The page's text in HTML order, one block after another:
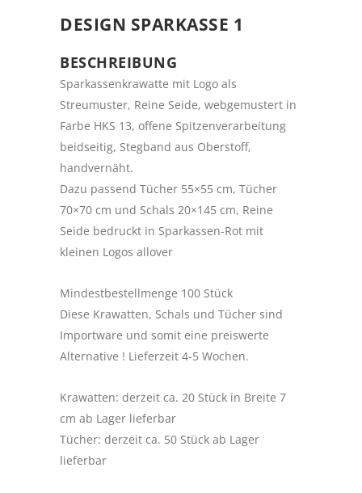
DESIGN SPARKASSE 1
BESCHREIBUNG
Sparkassenkrawatte mit Logo als
Streumuster, Reine Seide, webgemustert in
Farbe HKS 13, offene Spitzenverarbeitung
beidseitig, Stegband aus Oberstoff,
handvernäht.
Dazu passend Tücher 55×55 cm, Tücher
70×70 cm und Schals 20×145 cm, Reine
Seide bedruckt in Sparkassen-Rot mit
kleinen Logos allover
Mindestbestellmenge 100 Stück
Diese Krawatten, Schals und Tücher sind
Importware und somit eine preiswerte
Alternative ! Lieferzeit 4-5 Wochen.
Krawatten: derzeit ca. 20 Stück in Breite 7
cm ab Lager lieferbar
Tücher: derzeit ca. 50 Stück ab Lager
lieferbar